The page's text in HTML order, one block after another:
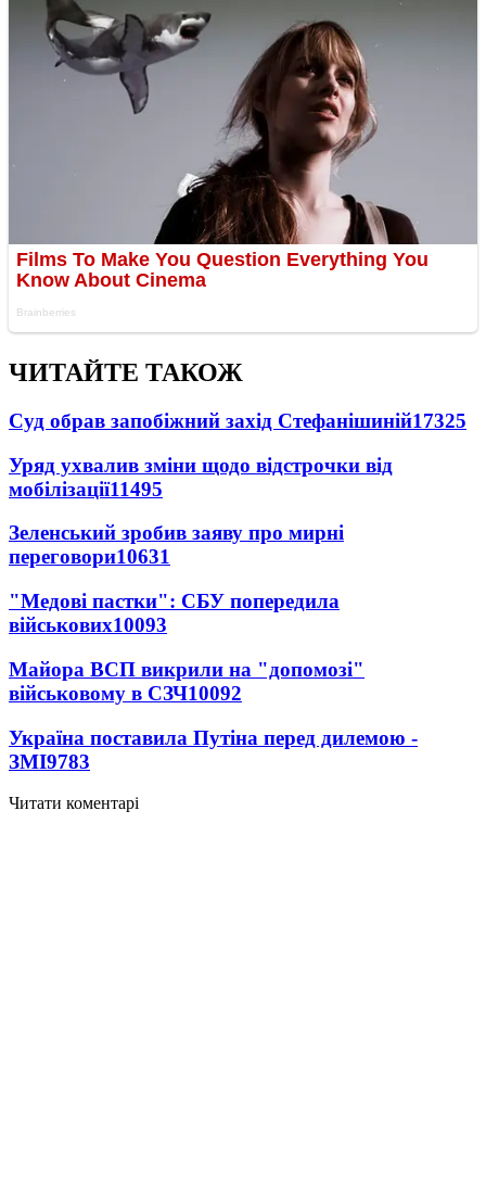
ЧИТАЙТЕ ТАКОЖ
Суд обрав запобіжний захід Стефанішиній17325
Уряд ухвалив зміни щодо відстрочки від
мобілізації11495
Зеленський зробив заяву про мирні
переговори10631
"Медові пастки": СБУ попередила
військових10093
Майора ВСП викрили на "допомозі"
військовому в СЗЧ10092
Україна поставила Путіна перед дилемою -
ЗМІ9783
Читати коментарі